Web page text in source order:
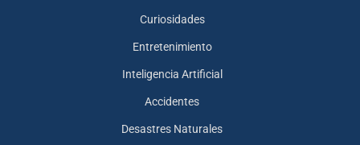
Curiosidades
Entretenimiento
Inteligencia Artificial
Accidentes
Desastres Naturales